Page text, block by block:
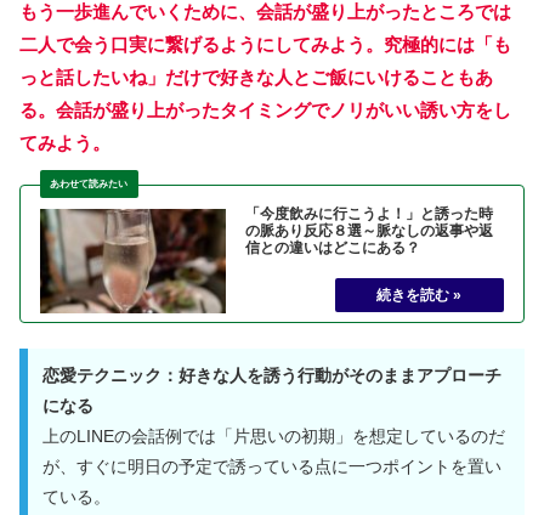
もう一歩進んでいくために、会話が盛り上がったところでは
二人で会う口実に繋げるようにしてみよう。究極的には「も
っと話したいね」だけで好きな人とご飯にいけることもあ
る。会話が盛り上がったタイミングでノリがいい誘い方をし
てみよう。
「今度飲みに行こうよ！」と誘った時
の脈あり反応８選～脈なしの返事や返
信との違いはどこにある？
恋愛テクニック：好きな人を誘う行動がそのままアプローチ
になる
上のLINEの会話例では「片思いの初期」を想定しているのだ
が、すぐに明日の予定で誘っている点に一つポイントを置い
ている。